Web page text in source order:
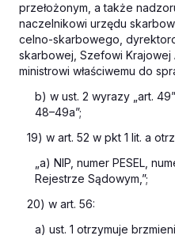
przełożonym, a także
naczelnikowi urzędu
celno-skarbowego,
skarbowej, Szefowi Krajowej
ministrowi właściwemu do
b) w ust. 2 wyrazy „art.
48–49a”;
19) w art. 52 w pkt 1 lit. a
„a) NIP, numer PESEL,
Rejestrze Sądowym,”;
20) w art. 56:
a) ust. 1 otrzymuje